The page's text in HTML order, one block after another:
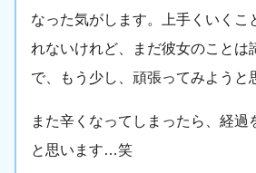
なった気がします。上手くいくこ
れないけれど、まだ彼女のことは
で、もう少し、頑張ってみようと
また辛くなってしまったら、経過
と思います…笑